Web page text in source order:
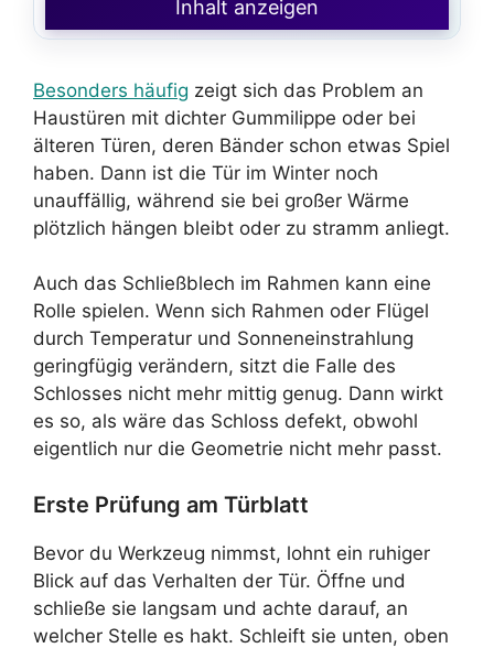
Inhalt anzeigen
Besonders häufig zeigt sich das Problem an
Haustüren mit dichter Gummilippe oder bei
älteren Türen, deren Bänder schon etwas Spiel
haben. Dann ist die Tür im Winter noch
unauffällig, während sie bei großer Wärme
plötzlich hängen bleibt oder zu stramm anliegt.
Auch das Schließblech im Rahmen kann eine
Rolle spielen. Wenn sich Rahmen oder Flügel
durch Temperatur und Sonneneinstrahlung
geringfügig verändern, sitzt die Falle des
Schlosses nicht mehr mittig genug. Dann wirkt
es so, als wäre das Schloss defekt, obwohl
eigentlich nur die Geometrie nicht mehr passt.
Erste Prüfung am Türblatt
Bevor du Werkzeug nimmst, lohnt ein ruhiger
Blick auf das Verhalten der Tür. Öffne und
schließe sie langsam und achte darauf, an
welcher Stelle es hakt. Schleift sie unten, oben